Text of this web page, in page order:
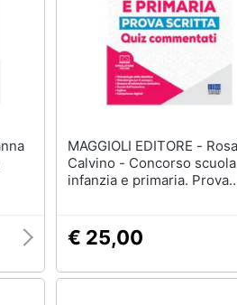
MAGGIOLI EDITORE - Rosanna
Calvino - Concorso scuola
infanzia e primaria. Prova
€ 25,00